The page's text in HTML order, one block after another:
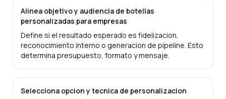
Alinea objetivo y audiencia de botellas
personalizadas para empresas
Define si el resultado esperado es fidelizacion,
reconocimiento interno o generacion de pipeline. Esto
determina presupuesto, formato y mensaje.
Selecciona opcion y tecnica de personalizacion